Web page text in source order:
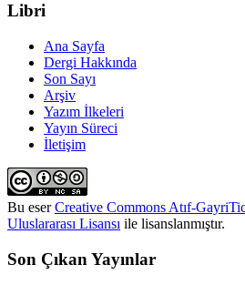
Libri
Ana Sayfa
Dergi Hakkında
Son Sayı
Arşiv
Yazım İlkeleri
Yayın Süreci
İletişim
Bu eserCreative Commons Atıf-
Uluslararası Lisansı ile lisanslanmıştır.
Son Çıkan Yayınlar